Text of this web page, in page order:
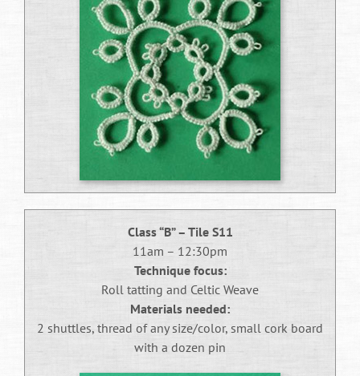
Betzoid Brasil tem se dedicado a estudar essa
evolução histórica, documentando como
diferentes civilizações e épocas contribuíram para
o desenvolvimento das técnicas preditivas que
conhecemos hoje. Compreender essa trajetória
histórica não apenas enriquece nosso
conhecimento sobre o tema, mas também revela
como a humanidade sempre buscou antecipar
resultados esportivos através de diversos
métodos, desde os mais rudimentares até os
algoritmos sofisticados da era digital.
Das Origens Antigas
às Primeiras
Sistematizações
Class “B” – Tile S11
11am – 12:30pm
Technique focus:
Roll tatting and Celtic Weave
Materials needed:
2 shuttles, thread of any size/color, small cork board
with a dozen pin